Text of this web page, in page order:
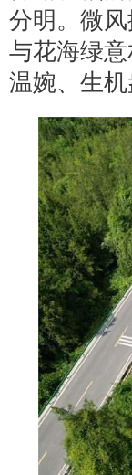
分明。微
与花海绿
温婉、生机